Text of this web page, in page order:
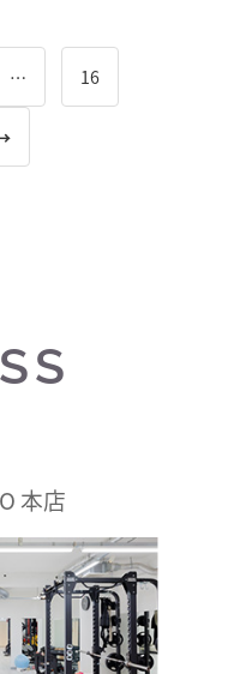
… 16
本店